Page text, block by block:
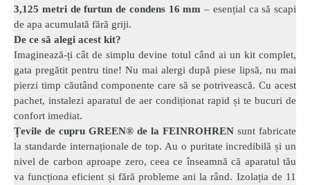
3,125 metri de furtun de condens 16 mm – esențial ca să scapi
de apa acumulată fără griji.
De ce să alegi acest kit?
Imaginează-ți cât de simplu devine totul când ai un kit complet,
gata pregătit pentru tine! Nu mai alergi după piese lipsă, nu mai
pierzi timp căutând componente care să se potrivească. Cu acest
pachet, instalezi aparatul de aer condiționat rapid și te bucuri de
confort imediat.
Țevile de cupru GREEN® de la FEINROHREN sunt fabricate
la standarde internaționale de top. Au o puritate incredibilă și un
nivel de carbon aproape zero, ceea ce înseamnă că aparatul tău
va funcționa eficient și fără probleme ani la rând. Izolația de 11